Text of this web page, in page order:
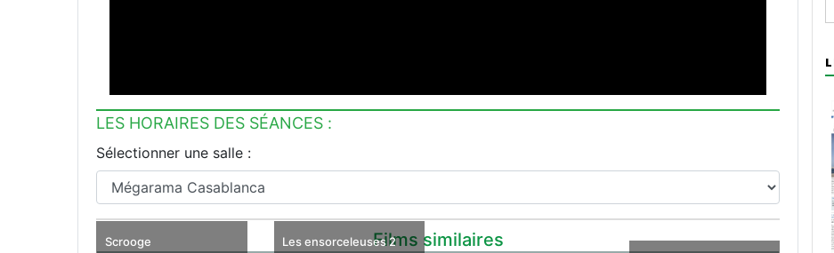
LES HORAIRES DES SÉANCES :
Sélectionner une salle :
Films similaires
Scrooge Les ensorceleuses 2